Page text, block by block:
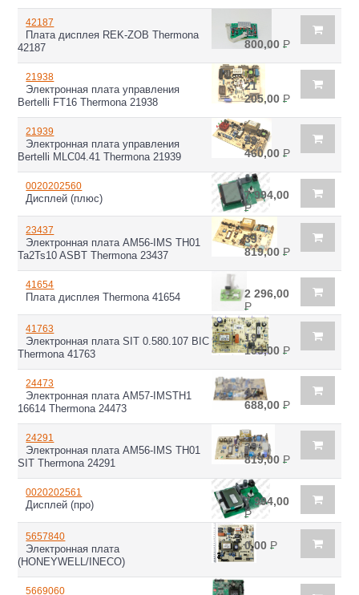
42187
Плата дисплея REK-ZOB Thermona
42187
12
800,00 Р
21938
Электронная плата управления
Bertelli FT16 Thermona 21938
21
205,00 Р
21939
Электронная плата управления
Bertelli MLC04.41 Thermona 21939
29
460,00 Р
0020202560
Дисплей (плюс)
7 994,00
Р
23437
Электронная плата AM56-IMS TH01
Ta2Ts10 ASBT Thermona 23437
39
819,00 Р
41654
Плата дисплея Thermona 41654
2 296,00
Р
41763
Электронная плата SIT 0.580.107 BIC
Thermona 41763
19
153,00 Р
24473
Электронная плата AM57-IMSTH1
16614 Thermona 24473
47
688,00 Р
24291
Электронная плата AM56-IMS TH01
SIT Thermona 24291
39
819,00 Р
0020202561
Дисплей (про)
7 994,00
Р
5657840
Электронная плата
(HONEYWELL/INECO)
0,00 Р
5669060